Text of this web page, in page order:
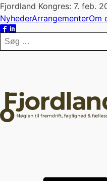
Fjordland Kongres: 7. feb.
NyhederArrangementerOm
Søg
efter: